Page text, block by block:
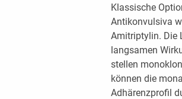
Klassische
Antikonvulsiva
Amitriptylin. Die
langsamen
stellen
können die
Adhärenzprofil